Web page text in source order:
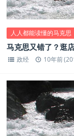
人人都能读懂的马克思
马克思又错了？逛
政经 10年前